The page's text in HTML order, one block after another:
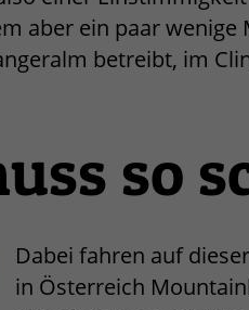
aber ein paar
betreibt, im
so
Dabei fahren auf
in Österreich